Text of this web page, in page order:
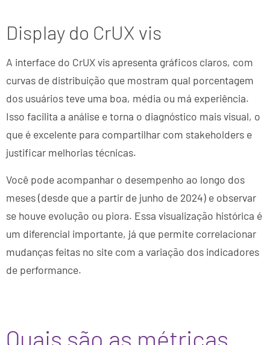
Display do CrUX vis
A interface do CrUX vis apresenta gráficos claros, com
curvas de distribuição que mostram qual porcentagem
dos usuários teve uma boa, média ou má experiência.
Isso facilita a análise e torna o diagnóstico mais visual, o
que é excelente para compartilhar com stakeholders e
justificar melhorias técnicas.
Você pode acompanhar o desempenho ao longo dos
meses (desde que a partir de junho de 2024) e observar
se houve evolução ou piora. Essa visualização histórica é
um diferencial importante, já que permite correlacionar
mudanças feitas no site com a variação dos indicadores
de performance.
Quais são as métricas